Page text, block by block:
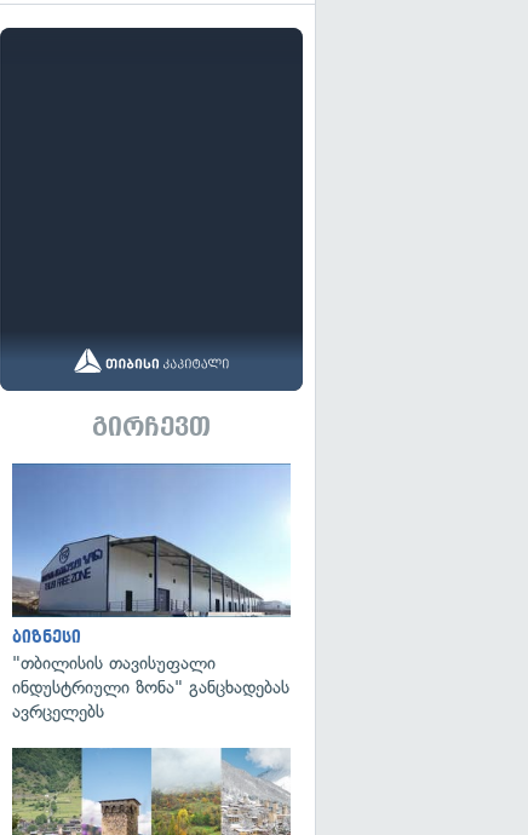
გირჩევთ
ბიზნესი
"თბილისის თავისუფალი
ინდუსტრიული ზონა" განცხადებას
ავრცელებს